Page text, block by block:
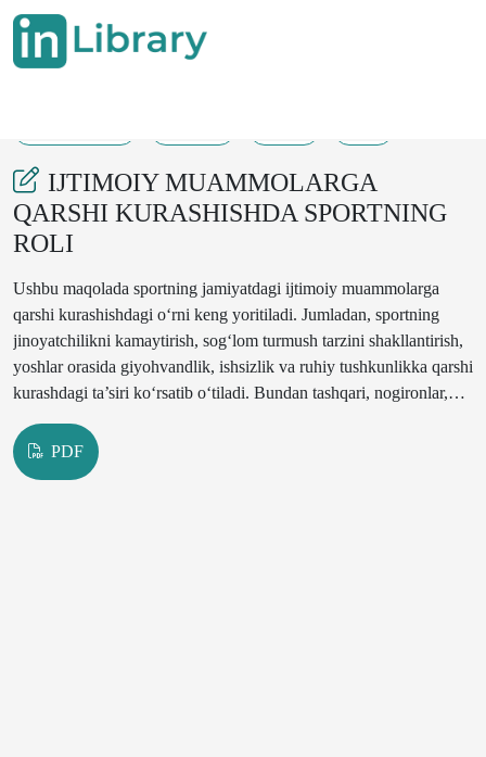
IJTIMOIY MUAMMOLARGA
QARSHI KURASHISHDA SPORTNING
ROLI
Ushbu maqolada sportning jamiyatdagi ijtimoiy muammolarga
qarshi kurashishdagi o‘rni keng yoritiladi. Jumladan, sportning
jinoyatchilikni kamaytirish, sog‘lom turmush tarzini shakllantirish,
yoshlar orasida giyohvandlik, ishsizlik va ruhiy tushkunlikka qarshi
kurashdagi ta’siri ko‘rsatib o‘tiladi. Bundan tashqari, nogironlar,
imkoniyatlari ham tahlil qilinadi. Maqolada xalqaro tajriba, statistik
ma’lumotlar va O‘zbekiston sharoitidagi misollar orqali mavzuning
PDF